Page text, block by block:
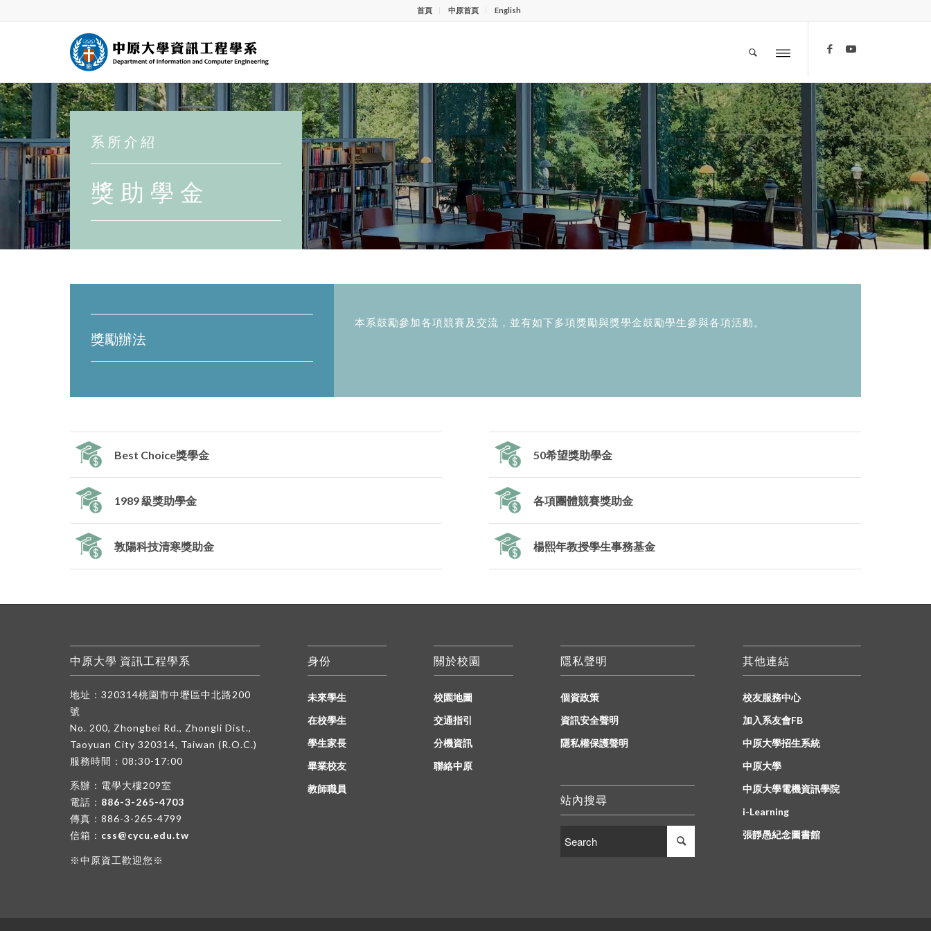
首頁 中原首頁 English
系 所 介 紹
獎 助 學 金
獎勵辦法
本系鼓勵參加各項競賽及交流，並有如下多項獎勵與獎學金鼓勵學生參與各項活動。
Best Choice獎學金
1989 級獎助學金
敦陽科技清寒獎助金
50希望獎助學金
各項團體競賽獎助金
楊熙年教授學生事務基金
中原大學 資訊工程學系
地址：320314桃園市中壢區中北路200
號
No. 200, Zhongbei Rd., Zhongli Dist.,
Taoyuan City 320314, Taiwan (R.O.C.)
服務時間：08:30-17:00
系辦：電學大樓209室
電話： 886-3-265-4703
傳真：886-3-265-4799
信箱： css@cycu.edu.tw
※中原資工歡迎您※
身份
未來學生
在校學生
學生家長
畢業校友
教師職員
關於校園
校園地圖
交通指引
分機資訊
聯絡中原
隱私聲明
個資政策
資訊安全聲明
隱私權保護聲明
站內搜尋
其他連結
校友服務中心
加入系友會FB
中原大學招生系統
中原大學
中原大學電機資訊學院
i-Learning
張靜愚紀念圖書館